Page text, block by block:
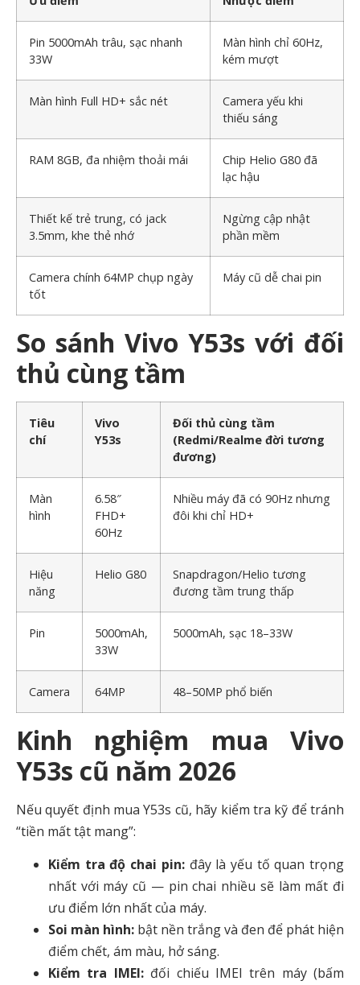
Pin 5000mAh trâu, sạc nhanh
33W
Màn hình chỉ 60Hz,
kém mượt
Màn hình Full HD+ sắc nét
Camera yếu khi
thiếu sáng
RAM 8GB, đa nhiệm thoải mái
Chip Helio G80 đã
lạc hậu
Thiết kế trẻ trung, có jack
3.5mm, khe thẻ nhớ
Ngừng cập nhật
phần mềm
Camera chính 64MP chụp ngày
tốt
Máy cũ dễ chai pin
So sánh Vivo Y53s với đối
thủ cùng tầm
Tiêu
chí
Vivo
Y53s
Đối thủ cùng tầm
(Redmi/Realme đời tương
đương)
Màn
hình
6.58″
FHD+
60Hz
Nhiều máy đã có 90Hz nhưng
đôi khi chỉ HD+
Hiệu
năng
Helio G80
Snapdragon/Helio tương
đương tầm trung thấp
Pin
5000mAh,
33W
5000mAh, sạc 18–33W
Camera 64MP 48–50MP phổ biến
Kinh nghiệm mua Vivo
Y53s cũ năm 2026
Nếu quyết định mua Y53s cũ, hãy kiểm tra kỹ để tránh
“tiền mất tật mang”:
Kiểm tra độ chai pin:đây là yếu tố quan trọng
nhất với máy cũ — pin chai nhiều sẽ làm mất đi
ưu điểm lớn nhất của máy.
Soi màn hình: bật nền trắng và đen để phát hiện
điểm chết, ám màu, hở sáng.
Kiểm tra IMEI:đối chiếu IMEI trên máy (bấm